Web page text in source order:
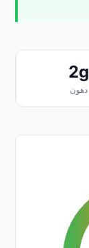
2g
دهون